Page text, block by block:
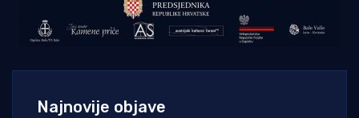
Najnovije objave